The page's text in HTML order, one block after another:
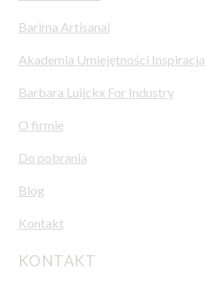
Barima Artisanal
Akademia Umiejętności Inspiracja
Barbara Luijckx For Industry
O firmie
Do pobrania
Blog
Kontakt
KONTAKT